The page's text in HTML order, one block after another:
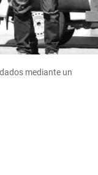
mediante un